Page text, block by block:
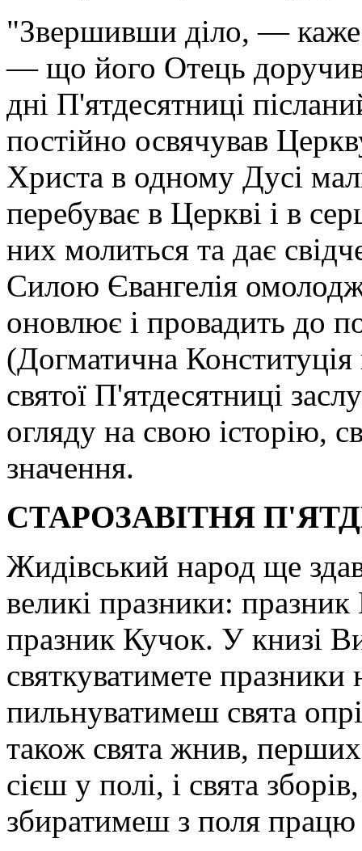
"Звершивши діло, —
— що його Отець доручив
дні П'ятдесятниці
постійно освячував
Христа в одному Дусі
перебуває в Церкві і в
них молиться та дає
Силою Євангелія
оновлює і провадить до
(Догматична
святої П'ятдесятниці
огляду на свою історію,
значення.
СТАРОЗАВІТНЯ
Жидівський народ ще
великі празники:
празник Кучок. У книзі
святкуватимете
пильнуватимеш свята
також свята жнив,
сієш у полі, і свята
збиратимеш з поля